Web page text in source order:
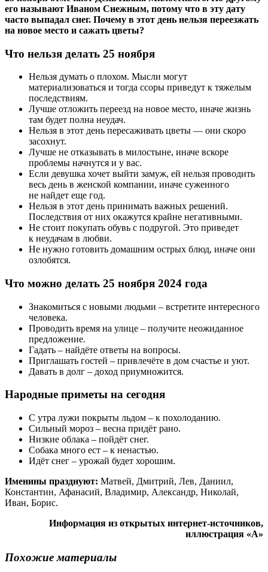
его называют Иваном Снежным, потому что в эту дату
часто выпадал снег. Почему в этот день нельзя переезжать
на новое место и сажать цветы?
Что нельзя делать 25 ноября
Нельзя думать о плохом. Мысли могут
материализоваться и тогда ссоры приведут к тяжелым
последствиям.
Лучше отложить переезд на новое место, иначе жизнь
там будет полна неудач.
Нельзя в этот день пересаживать цветы — они скоро
засохнут.
Лучше не отказывать в милостыне, иначе вскоре
проблемы начнутся и у вас.
Если девушка хочет выйти замуж, ей нельзя проводить
весь день в женской компании, иначе суженного
не найдет еще год.
Нельзя в этот день принимать важных решений.
Последствия от них окажутся крайне негативными.
Не стоит покупать обувь с подругой. Это приведет
к неудачам в любви.
Не нужно готовить домашним острых блюд, иначе они
озлобятся.
Что можно делать 25 ноября 2024 года
Знакомиться с новыми людьми – встретите интересного
человека.
Проводить время на улице – получите неожиданное
предложение.
Гадать – найдёте ответы на вопросы.
Приглашать гостей – привлечёте в дом счастье и уют.
Давать в долг – доход приумножится.
Народные приметы на сегодня
С утра лужи покрыты льдом – к похолоданию.
Сильный мороз – весна придёт рано.
Низкие облака – пойдёт снег.
Собака много ест – к ненастью.
Идёт снег – урожай будет хорошим.
Именины празднуют: Матвей, Дмитрий, Лев, Даниил,
Константин, Афанасий, Владимир, Александр, Николай,
Иван, Борис.
Информация из открытых интернет-источников,
иллюстрация «А»
Похожие материалы